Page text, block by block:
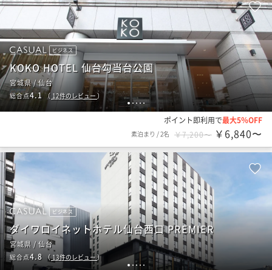
1 2345
ビジネス
KOKO HOTEL 仙台勾当台公園
宮城県 / 仙台
総合点4.1（ 12件のレビュー）
ポイント即利用で最大5％OFF
素泊まり /2名 ￥7,200〜 ￥6,840〜
1 23 4 5
ビジネス
ダイワロイネットホテル仙台西口 PREMIER
宮城県 / 仙台
総合点4.8 （13件のレビュー）